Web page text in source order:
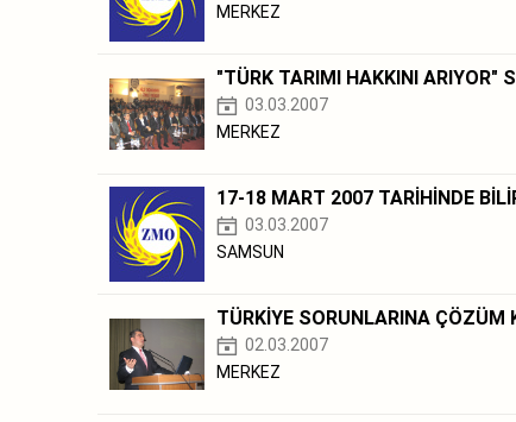
MERKEZ
"TÜRK TARIMI HAKKINI ARIYOR"
03.03.2007
MERKEZ
17-18 MART 2007 TARİHİNDE
03.03.2007
SAMSUN
TÜRKİYE SORUNLARINA ÇÖZÜM
02.03.2007
MERKEZ